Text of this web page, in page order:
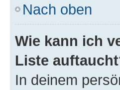
Nach oben
Wie kann ich
Liste
In deinem